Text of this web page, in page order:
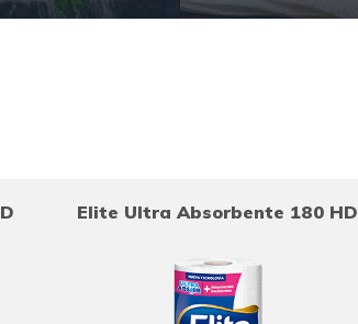
Elite Ultra Absorbente 180 HD